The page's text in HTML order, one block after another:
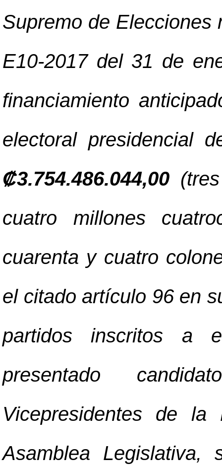
Supremo de Elecciones
E10-2017 del 31 de
financiamiento
electoral presidencial
₡3.754.486.044,00
cuatro millones
cuarenta y cuatro
el citado artículo 96 en
partidos inscritos a
presentado
Vicepresidentes de
Asamblea